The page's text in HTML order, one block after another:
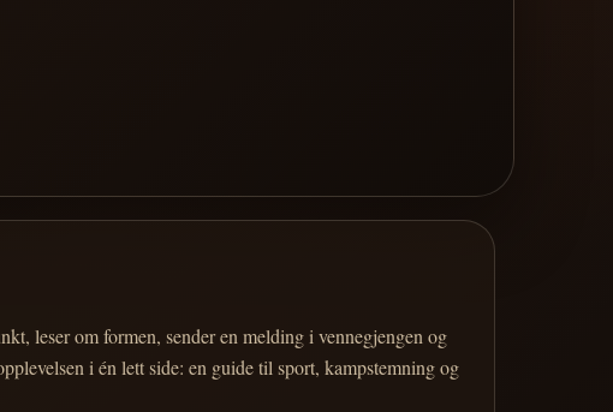
leser om formen, sender en melding i vennegjengen og
i én lett side: en guide til sport, kampstemning og